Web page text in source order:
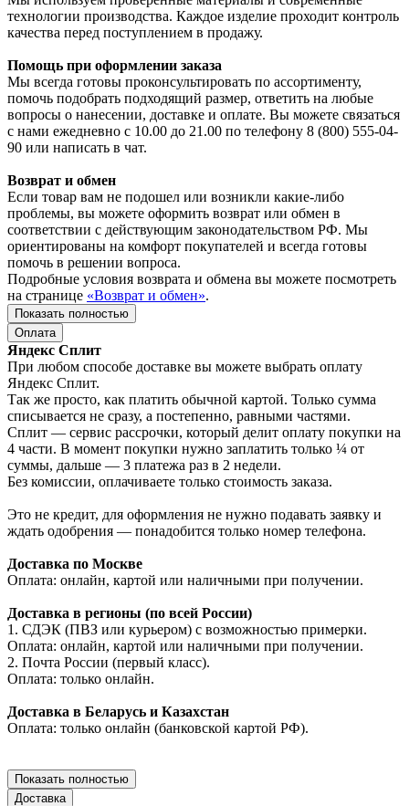
технологии производства. Каждое изделие проходит контроль
качества перед поступлением в продажу.
Помощь при оформлении заказа
Мы всегда готовы проконсультировать по ассортименту,
помочь подобрать подходящий размер, ответить на любые
вопросы о нанесении, доставке и оплате. Вы можете связаться
с нами ежедневно с 10.00 до 21.00 по телефону 8 (800) 555-04-
90 или написать в чат.
Возврат и обмен
Если товар вам не подошел или возникли какие-либо
проблемы, вы можете оформить возврат или обмен в
соответствии с действующим законодательством РФ. Мы
ориентированы на комфорт покупателей и всегда готовы
помочь в решении вопроса.
Подробные условия возврата и обмена вы можете посмотреть
на странице «Возврат и обмен».
Показать полностью
Оплата
Яндекс Сплит
При любом способе доставке вы можете выбрать оплату
Яндекс Сплит.
Так же просто, как платить обычной картой. Только сумма
списывается не сразу, а постепенно, равными частями.
Сплит — сервис рассрочки, который делит оплату покупки на
4 части. В момент покупки нужно заплатить только ¼ от
суммы, дальше — 3 платежа раз в 2 недели.
Без комиссии, оплачиваете только стоимость заказа.
Это не кредит, для оформления не нужно подавать заявку и
ждать одобрения — понадобится только номер телефона.
Доставка по Москве
Оплата: онлайн, картой или наличными при получении.
Доставка в регионы (по всей России)
1. СДЭК (ПВЗ или курьером) с возможностью примерки.
Оплата: онлайн, картой или наличными при получении.
2. Почта России (первый класс).
Оплата: только онлайн.
Доставка в Беларусь и Казахстан
Оплата: только онлайн (банковской картой РФ).
Показать полностью
Доставка